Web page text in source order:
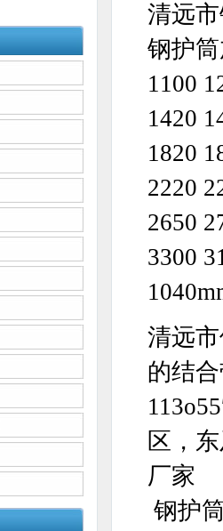
清远
钢护筒
1100
1420
1820
2220
2650
3300
清远
的结合
区，
厂家
钢护